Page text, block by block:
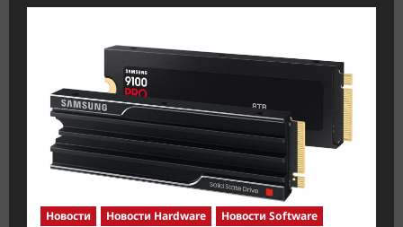
Назад
Samsung
возрождает
3D-
гейминг
и
представляет
новые
мониторы
Odyssey
G7
Новости Новости Hardware Новости Software